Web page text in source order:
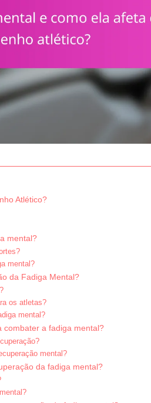
Atlético?
mental?
mental?
da Fadiga Mental?
os atletas?
mental?
combater a fadiga mental?
mental?
da fadiga mental?